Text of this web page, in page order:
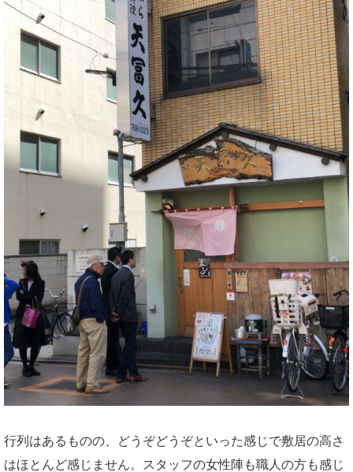
行列はあるものの、どうぞどうぞといった感じで敷居の高さ
はほとんど感じません。スタッフの女性陣も職人の方も感じ